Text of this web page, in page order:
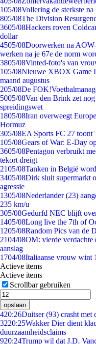
105/08Vollering de sterkste
805/08The Division
3605/08Hackers roven
dollar
4505/08Doorwerken na
werken na je 67e de norm
3805/08Vinted-foto's van
105/08Nieuwe XBOX Game
maand augustus
205/08De
5005/08Van den Brink zet
spreidingswet
1805/08Iran overweegt
Hormuz
305/08EA Sports FC 27 toont
105/08Gears of War: E-Day
3605/08Pentagon verbruikt
tekort dreigt
2105/08Tanken in België
3405/08Dirk sluit supermarkt
agressie
1305/08Nederlander (23)
235 km/u
305/08Gedurfd NEC blijft
1405/08Long live the 7th of
1205/08Random Pics van de
2104/08OM: vierde verdachte
aanslag
1704/08Italiaanse vrouw wint
Actieve items
Actieve items
Scrollbar gebruiken
opslaan
420:26Duitser (93) crasht met
3220:25Wakker Dier dient
duurzaamheidsclaims
920:24Trump wil dat J.D.